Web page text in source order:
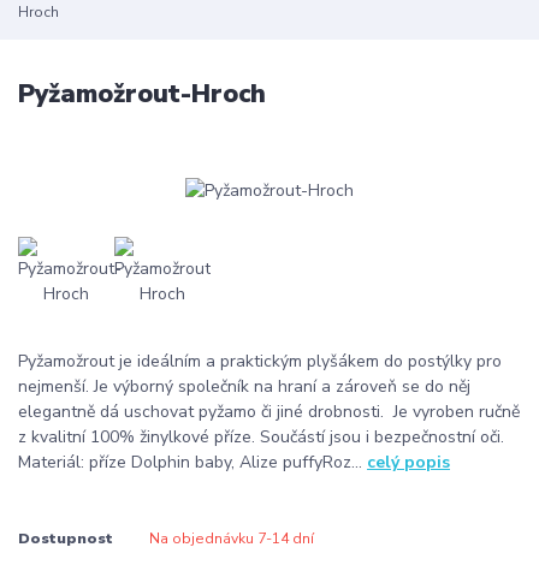
Hroch
Pyžamožrout-Hroch
Pyžamožrout je ideálním a praktickým plyšákem do postýlky pro
nejmenší. Je výborný společník na hraní a zároveň se do něj
elegantně dá uschovat pyžamo či jiné drobnosti. Je vyroben ručně
z kvalitní 100% žinylkové příze. Součástí jsou i bezpečnostní oči.
Materiál: příze Dolphin baby, Alize puffyRoz... celý popis
Dostupnost Na objednávku 7-14 dní